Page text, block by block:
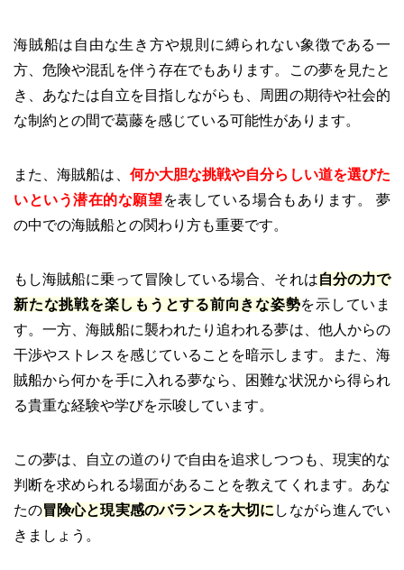
海賊船は自由な生き方や規則に縛られない象徴である一
方、危険や混乱を伴う存在でもあります。この夢を見たと
き、あなたは自立を目指しながらも、周囲の期待や社会的
な制約との間で葛藤を感じている可能性があります。
また、海賊船は、 何か大胆な挑戦や自分らしい道を選びた
いという潜在的な願望を表している場合もあります。 夢
の中での海賊船との関わり方も重要です。
もし海賊船に乗って冒険している場合、それは自分の力で
新たな挑戦を楽しもうとする前向きな姿勢を示していま
す。一方、海賊船に襲われたり追われる夢は、他人からの
干渉やストレスを感じていることを暗示します。また、海
賊船から何かを手に入れる夢なら、困難な状況から得られ
る貴重な経験や学びを示唆しています。
この夢は、自立の道のりで自由を追求しつつも、現実的な
判断を求められる場面があることを教えてくれます。あな
たの冒険心と現実感のバランスを大切に しながら進んでい
きましょう。